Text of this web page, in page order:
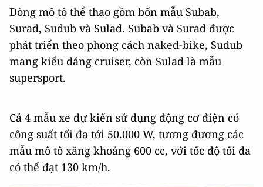
Dòng mô tô thể thao gồm bốn mẫu Subab,
Surad, Sudub và Sulad. Subab và Surad được
phát triển theo phong cách naked-bike, Sudub
mang kiểu dáng cruiser, còn Sulad là mẫu
supersport.
Cả 4 mẫu xe dự kiến sử dụng động cơ điện có
công suất tối đa tới 50.000 W, tương đương các
mẫu mô tô xăng khoảng 600 cc, với tốc độ tối đa
có thể đạt 130 km/h.